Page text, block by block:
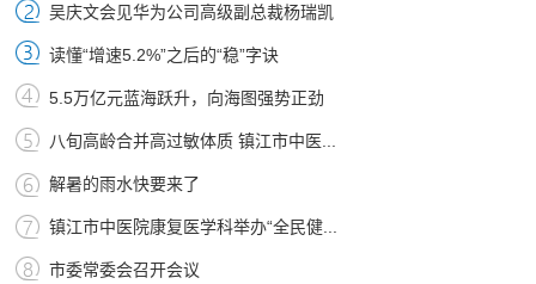
吴庆文会见华为公司高级副总裁杨瑞凯
读懂“增速5.2%”之后的“稳”字诀
5.5万亿元蓝海跃升，向海图强势正劲
八旬高龄合并高过敏体质 镇江市中医...
解暑的雨水快要来了
镇江市中医院康复医学科举办“全民健...
市委常委会召开会议